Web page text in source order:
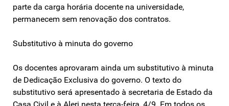
parte da carga horária docente na universidade,
permanecem sem renovação dos contratos.
Substitutivo à minuta do governo
Os docentes aprovaram ainda um substitutivo à minuta
de Dedicação Exclusiva do governo. O texto do
substitutivo será apresentado à secretaria de Estado da